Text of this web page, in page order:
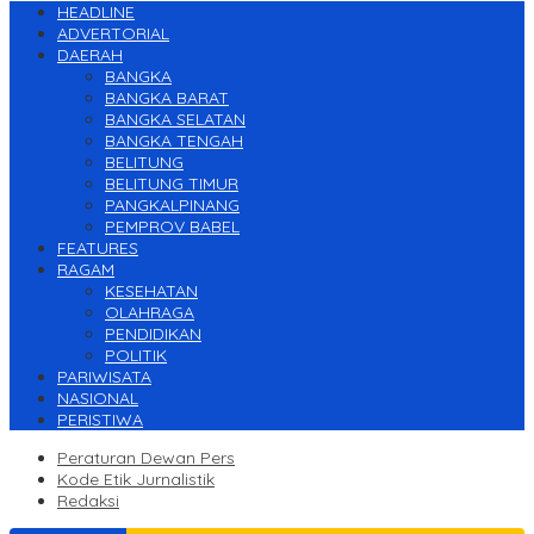
HEADLINE
ADVERTORIAL
DAERAH
BANGKA
BANGKA BARAT
BANGKA SELATAN
BANGKA TENGAH
BELITUNG
BELITUNG TIMUR
PANGKALPINANG
PEMPROV BABEL
FEATURES
RAGAM
KESEHATAN
OLAHRAGA
PENDIDIKAN
POLITIK
PARIWISATA
NASIONAL
PERISTIWA
Peraturan Dewan Pers
Kode Etik Jurnalistik
Redaksi